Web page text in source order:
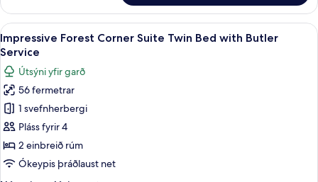
Forest
Suite
Twin
Bed
Butler
Service
Skoða
allar
myndir
fyrir
Impressive
Forest
Corner
Suite
Twin
Rúmföt af bestu gerð, míníbar,
5
Impressive Forest Corner Suite Twin Bed with Butler
Service
Útsýni yfir garð
56 fermetrar
1 svefnherbergi
Pláss fyrir 4
2 einbreið rúm
Ókeypis þráðlaust net